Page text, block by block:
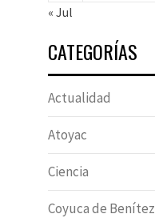
« Jul
CATEGORÍAS
Actualidad
Atoyac
Ciencia
Coyuca de Benítez